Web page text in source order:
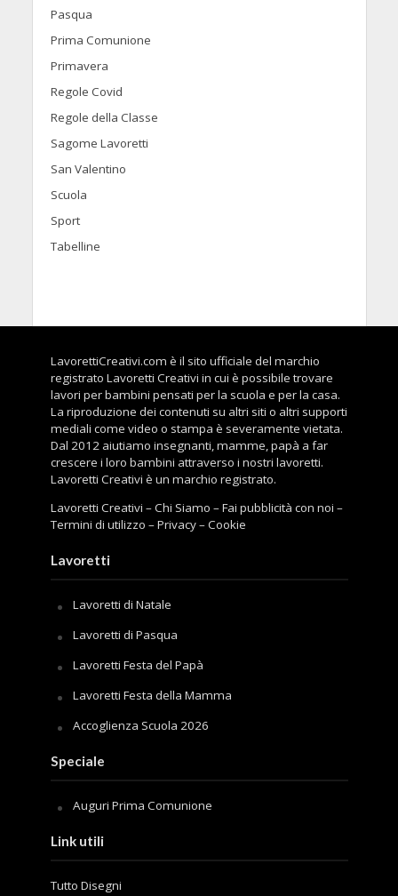
Pasqua
Prima Comunione
Primavera
Regole Covid
Regole della Classe
Sagome Lavoretti
San Valentino
Scuola
Sport
Tabelline
LavorettiCreativi.com è il sito ufficiale del marchio
registrato Lavoretti Creativi in cui è possibile trovare
lavori per bambini pensati per la scuola e per la casa.
La riproduzione dei contenuti su altri siti o altri supporti
mediali come video o stampa è severamente vietata.
Dal 2012 aiutiamo insegnanti, mamme, papà a far
crescere i loro bambini attraverso i nostri lavoretti.
Lavoretti Creativi è un marchio registrato.
Lavoretti Creativi –Chi Siamo –Fai pubblicità con noi –
Termini di utilizzo –Privacy–Cookie
Lavoretti
Lavoretti di Natale
Lavoretti di Pasqua
Lavoretti Festa del Papà
Lavoretti Festa della Mamma
Accoglienza Scuola 2026
Speciale
Auguri Prima Comunione
Link utili
Tutto Disegni